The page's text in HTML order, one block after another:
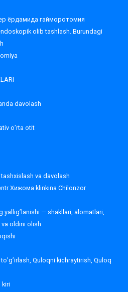
ёрдамида гайморотомия
olib tashlash. Burundagi
davolash
o’rta otit
va davolash
Хижома klinkina Chilonzor
yallig’lanishi — shakllari, alomatlari,
oldini olish
Quloqni kichraytirish, Quloq
kiri